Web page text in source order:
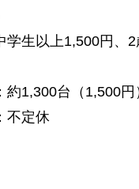
学生以上1,500円、
約1,300台（1,500円
不定休